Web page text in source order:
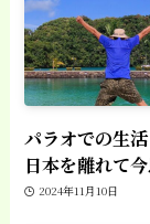
パラオでの生
日本を離れて
2024年11月10日